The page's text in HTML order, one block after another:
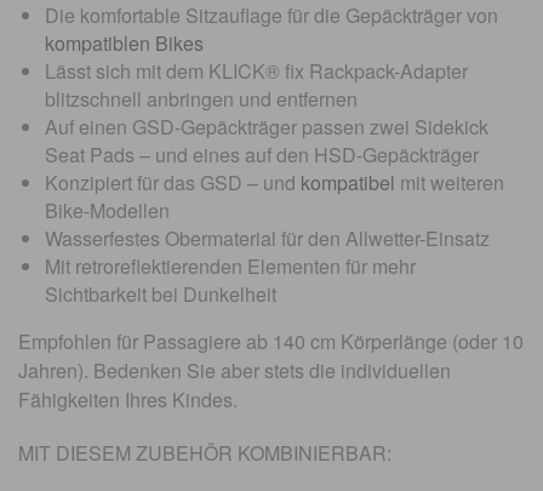
Die komfortable Sitzauflage für die Gepäckträger von
kompatiblen Bikes
Lässt sich mit dem KLICK® fix Rackpack-Adapter
blitzschnell anbringen und entfernen
Auf einen GSD-Gepäckträger passen zwei Sidekick
Seat Pads – und eines auf den HSD-Gepäckträger
Konzipiert für das GSD – und kompatibel mit weiteren
Bike-Modellen
Wasserfestes Obermaterial für den Allwetter-Einsatz
Mit retroreflektierenden Elementen für mehr
Sichtbarkeit bei Dunkelheit
Empfohlen für Passagiere ab 140 cm Körperlänge (oder 10
Jahren). Bedenken Sie aber stets die individuellen
Fähigkeiten Ihres Kindes.
MIT DIESEM ZUBEHÖR KOMBINIERBAR: